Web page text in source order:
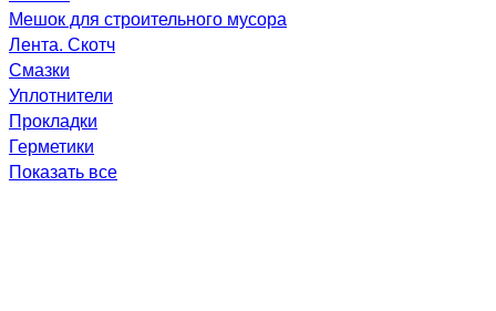
Мешок для строительного мусора
Лента. Скотч
Смазки
Уплотнители
Прокладки
Герметики
Показать все